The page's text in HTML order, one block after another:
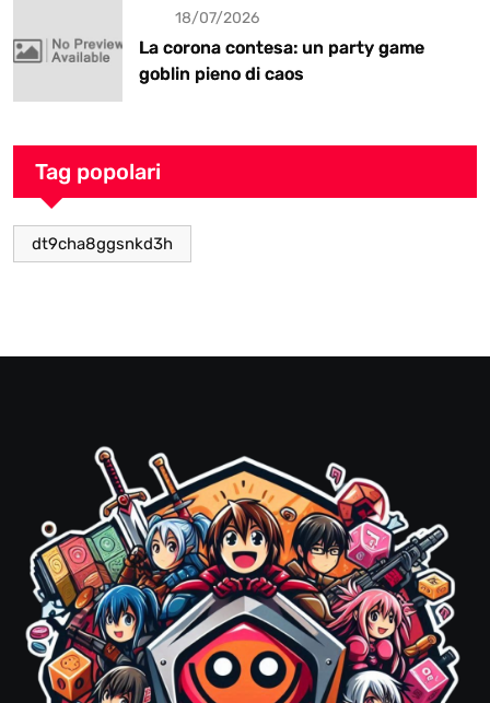
18/07/2026
La corona contesa: un party game
goblin pieno di caos
Tag popolari
dt9cha8ggsnkd3h